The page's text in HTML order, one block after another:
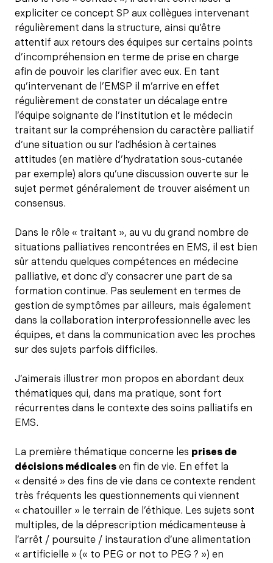
expliciter ce concept SP aux collègues intervenant
régulièrement dans la structure, ainsi qu’être
attentif aux retours des équipes sur certains points
d’incompréhension en terme de prise en charge
afin de pouvoir les clarifier avec eux. En tant
qu’intervenant de l’EMSP il m’arrive en effet
régulièrement de constater un décalage entre
l’équipe soignante de l’institution et le médecin
traitant sur la compréhension du caractère palliatif
d’une situation ou sur l’adhésion à certaines
attitudes (en matière d’hydratation sous-cutanée
par exemple) alors qu’une discussion ouverte sur le
sujet permet généralement de trouver aisément un
consensus.
Dans le rôle « traitant », au vu du grand nombre de
situations palliatives rencontrées en EMS, il est bien
sûr attendu quelques compétences en médecine
palliative, et donc d’y consacrer une part de sa
formation continue. Pas seulement en termes de
gestion de symptômes par ailleurs, mais également
dans la collaboration interprofessionnelle avec les
équipes, et dans la communication avec les proches
sur des sujets parfois difficiles.
J’aimerais illustrer mon propos en abordant deux
thématiques qui, dans ma pratique, sont fort
récurrentes dans le contexte des soins palliatifs en
EMS.
La première thématique concerne les prises de
décisions médicales en fin de vie. En effet la
« densité » des fins de vie dans ce contexte rendent
très fréquents les questionnements qui viennent
« chatouiller » le terrain de l’éthique. Les sujets sont
multiples, de la déprescription médicamenteuse à
l’arrêt / poursuite / instauration d’une alimentation
« artificielle » (« to PEG or not to PEG ? ») en